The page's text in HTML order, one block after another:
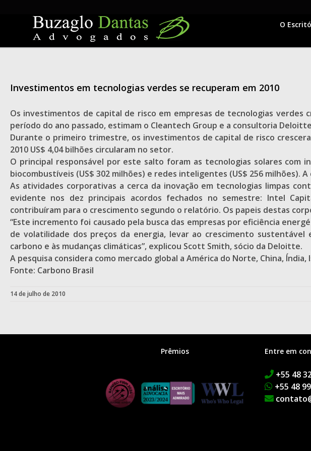
O
Investimentos em tecnologias verdes se recuperam em 2010
Os investimentos de capital de risco em empresas de tecnologias verdes
período do ano passado, estimam o Cleantech Group e a consultoria
Durante o primeiro trimestre, os investimentos de capital de risco
2010 US$ 4,04 bilhões circularam no setor.
O principal responsável por este salto foram as tecnologias solares com
biocombustíveis (US$ 302 milhões) e redes inteligentes (US$ 256
As atividades corporativas a cerca da inovação em tecnologias limpas
evidente nos dez principais acordos fechados no semestre: Intel
contribuíram para o crescimento segundo o relatório. Os papeis destas
“Este incremento foi causado pela busca das empresas por eficiência
de volatilidade dos preços da energia, levar ao crescimento
carbono e às mudanças climáticas”, explicou Scott Smith, sócio da Deloitte.
A pesquisa considera como mercado global a América do Norte, China, Índia,
Fonte: Carbono Brasil
14 de julho de 2010
Prêmios Entre em
+55 48
+55 48